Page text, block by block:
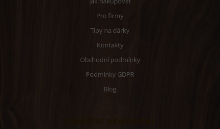
Pro firmy
Tipy na dárky
Kontakty
Obchodní podmínky
Podmínky GDPR
Blog